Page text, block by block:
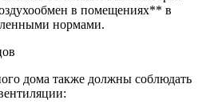
в помещениях** в
нормами.
дома также должны соблюдать